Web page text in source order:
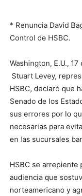
* Renuncia David
Control de HSBC.
Washington, E.U.,
Stuart Levey,
HSBC, declaró que
Senado de los
sus errores por lo
necesarias para
en las sucursales
HSBC se arrepiente
audiencia que
norteamericano y